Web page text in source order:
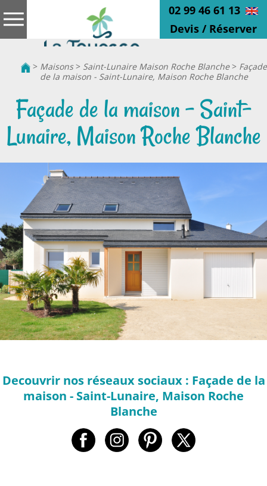
02 99 46 61 13
Devis / Réserver
> Maisons> Saint-Lunaire Maison Roche Blanche> Façade
de la maison - Saint-Lunaire, Maison Roche Blanche
Façade de la maison - Saint-
Lunaire, Maison Roche Blanche
Decouvrir nos réseaux sociaux : Façade de la
maison - Saint-Lunaire, Maison Roche
Blanche